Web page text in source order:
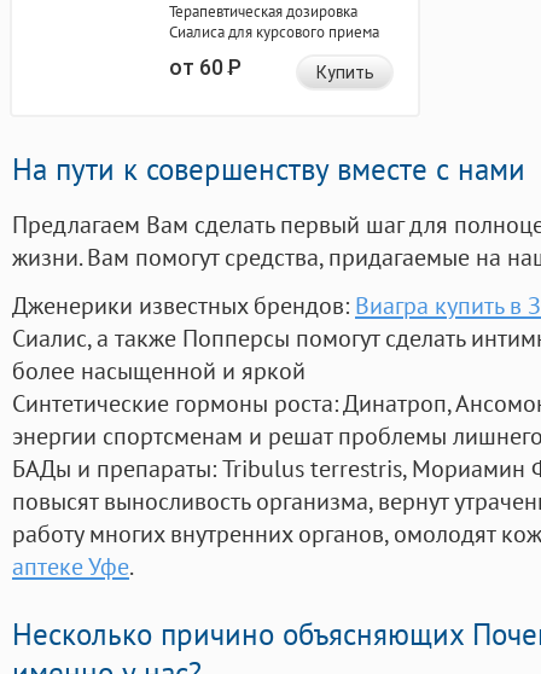
Терапевтическая дозировка
Сиалиса для курсового приема
от 60Р Купить
На пути к совершенству вместе с нами
Предлагаем Вам сделать первый шаг для
жизни. Вам помогут средства, придагаемые на
Дженерики известных брендов: Виагра купить в
Сиалис, а также Попперсы помогут сделать
более насыщенной и яркой
Синтетические гормоны роста: Динатроп,
энергии спортсменам и решат проблемы
БАДы и препараты:Tribulus terrestris, Мориамин
повысят выносливость организма, вернут
работу многих внутренних органов, омолодят
аптеке Уфе.
Несколько причино объясняющих